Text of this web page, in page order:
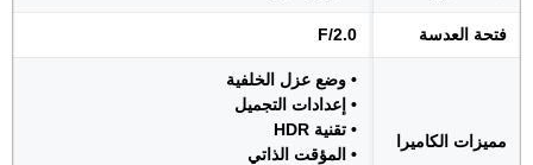
فتحة العدسة F/2.0
مميزات الكاميرا
• وضع عزل الخلفية
• إعدادات التجميل
• تقنية HDR
• المؤقت الذاتي